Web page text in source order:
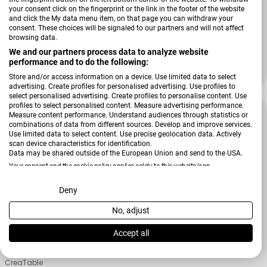
your consent click on the fingerprint or the link in the footer of the website
and click the My data menu item, on that page you can withdraw your
consent. These choices will be signaled to our partners and will not affect
browsing data.
We and our partners process data to analyze website
performance and to do the following:
Store and/or access information on a device. Use limited data to select
advertising. Create profiles for personalised advertising. Use profiles to
select personalised advertising. Create profiles to personalise content. Use
profiles to select personalised content. Measure advertising performance.
Measure content performance. Understand audiences through statistics or
combinations of data from different sources. Develop and improve services.
Use limited data to select content. Use precise geolocation data. Actively
scan device characteristics for identification.
Data may be shared outside of the European Union and send to the USA.
Your consent and the cookie policy applies solely to this website/app.
View Partner List (2 IAB Vendors)
We use your data for the following purposes:
IAB processing purposes:
Deny
No, adjust
Accept all
Schüssel Nature Collection
Verkäufer:
CreaTable
Verkaufspreis
21,99 €
Regulärer Preis
28,99 €
-37 %
Verkäufer:
CreaTable